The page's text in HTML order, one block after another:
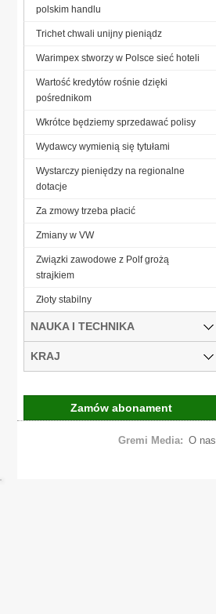
polskim handlu
Trichet chwali unijny pieniądz
Warimpex stworzy w Polsce sieć hoteli
Wartość kredytów rośnie dzięki
pośrednikom
Wkrótce będziemy sprzedawać polisy
Wydawcy wymienią się tytułami
Wystarczy pieniędzy na regionalne
dotacje
Za zmowy trzeba płacić
Zmiany w VW
Związki zawodowe z Polf grożą
strajkiem
Złoty stabilny
NAUKA I TECHNIKA
KRAJ
Zamów abonament
Gremi Media: O nas